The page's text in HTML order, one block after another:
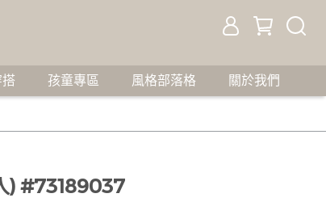
孩童專區 風格部落格 關於我們
) #73189037